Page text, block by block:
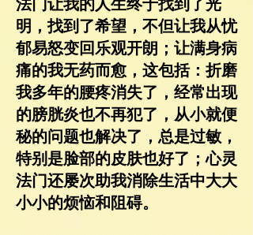
明，找到了希望，不但让我从忧
郁易怒变回乐观开朗；让满身病
痛的我无药而愈，这包括：折磨
我多年的腰疼消失了，经常出现
的膀胱炎也不再犯了，从小就便
秘的问题也解决了，总是过敏，
特别是脸部的皮肤也好了；心灵
法门还屡次助我消除生活中大大
小小的烦恼和阻碍。